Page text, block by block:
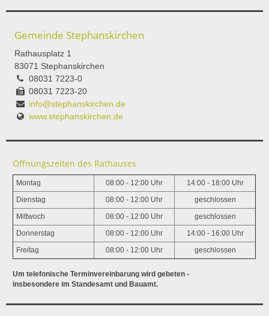
Gemeinde Stephanskirchen
Rathausplatz 1
83071 Stephanskirchen
08031 7223-0
08031 7223-20
info@stephanskirchen.de
www.stephanskirchen.de
Öffnungszeiten des Rathauses
Montag 08:00 - 12:00 Uhr 14:00 - 18:00 Uhr
Dienstag 08:00 - 12:00 Uhr geschlossen
Mittwoch 08:00 - 12:00 Uhr geschlossen
Donnerstag 08:00 - 12:00 Uhr 14:00 - 16:00 Uhr
Freitag 08:00 - 12:00 Uhr geschlossen
Um telefonische Terminvereinbarung wird gebeten -
insbesondere im Standesamt und Bauamt.